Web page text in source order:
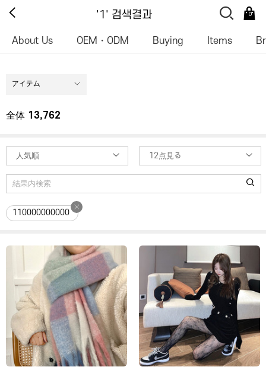
'1' 검색결과 0
About Us OEM・ODM Buying Items
アイテム
全体 13,762
人気順 12点見る
110000000000